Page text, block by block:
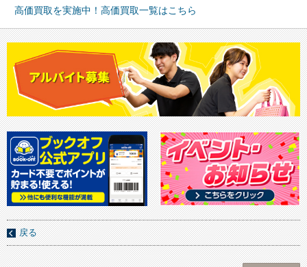
高価買取を実施中！高価買取一覧はこちら
戻る